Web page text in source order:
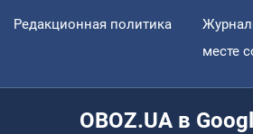
Редакционная политика
месте
OBOZ.UA в